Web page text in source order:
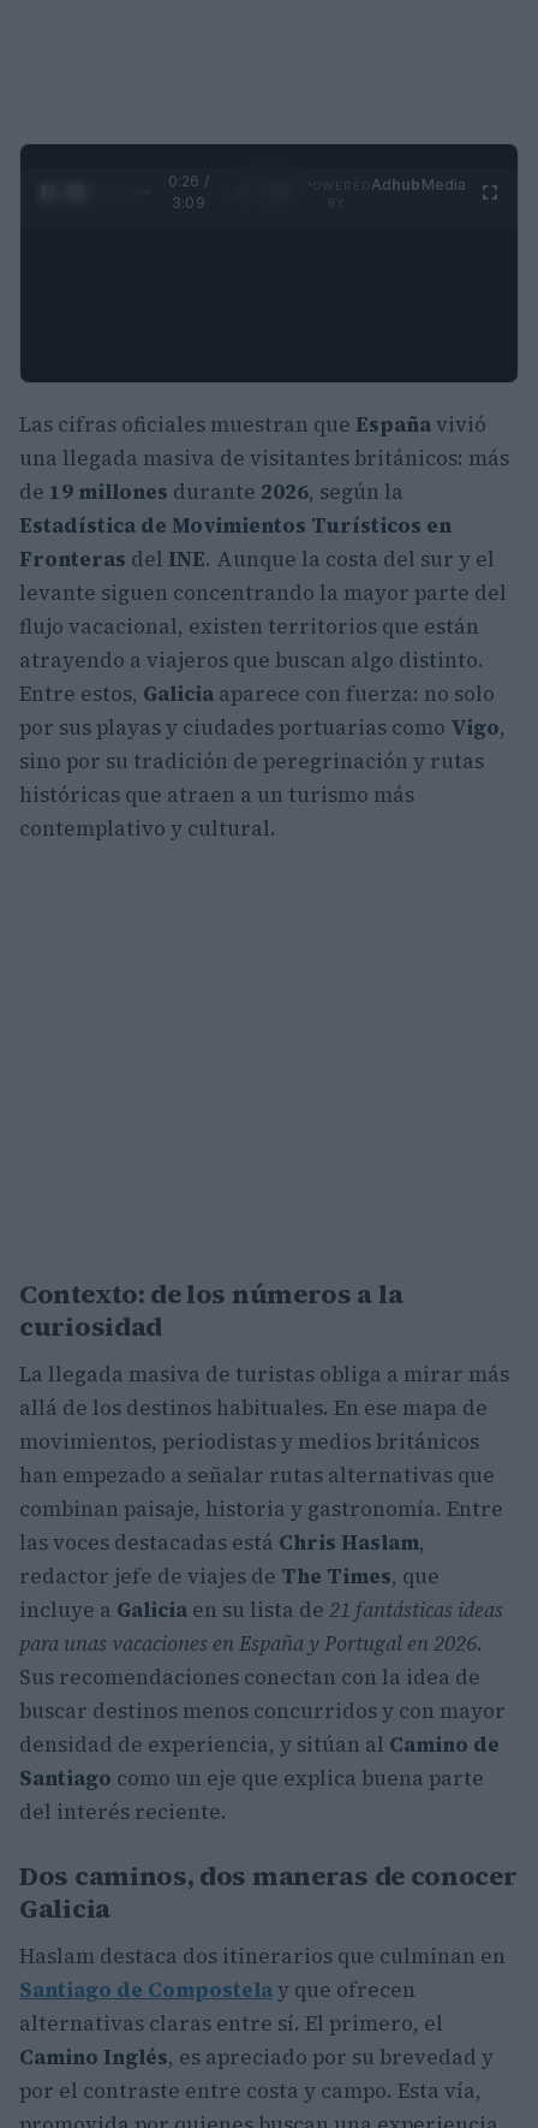
0:27 /
3:09
Adhub Media
Las cifras oficiales muestran que Españavivió
una llegada masiva de visitantes británicos: más
de 19 millones durante 2026, según la
Estadística de Movimientos Turísticos en
Fronteras del INE. Aunque la costa del sur y el
levante siguen concentrando la mayor parte del
flujo vacacional, existen territorios que están
atrayendo a viajeros que buscan algo distinto.
Entre estos, Galicia aparece con fuerza: no solo
por sus playas y ciudades portuarias como Vigo,
sino por su tradición de peregrinación y rutas
históricas que atraen a un turismo más
contemplativo y cultural.
Contexto: de los números a la
curiosidad
La llegada masiva de turistas obliga a mirar más
allá de los destinos habituales. En ese mapa de
movimientos, periodistas y medios británicos
han empezado a señalar rutas alternativas que
combinan paisaje, historia y gastronomía. Entre
las voces destacadas está Chris Haslam,
redactor jefe de viajes de The Times, que
incluye a Galicia en su lista de 21 fantásticas ideas
para unas vacaciones en España y Portugal en 2026.
Sus recomendaciones conectan con la idea de
buscar destinos menos concurridos y con mayor
densidad de experiencia, y sitúan al Camino de
Santiago como un eje que explica buena parte
del interés reciente.
Dos caminos, dos maneras de conocer
Galicia
Haslam destaca dos itinerarios que culminan en
Santiago de Compostelay que ofrecen
alternativas claras entre sí. El primero, el
Camino Inglés, es apreciado por su brevedad y
por el contraste entre costa y campo. Esta vía,